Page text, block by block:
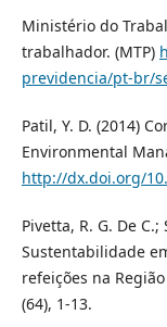
Ministério do
trabalhador. (MTP)
previdencia/pt-br/
Patil, Y. D. (2014)
Environmental
http://dx.doi.org/
Pivetta, R. G. De
Sustentabilidade
refeições na
(64), 1-13.